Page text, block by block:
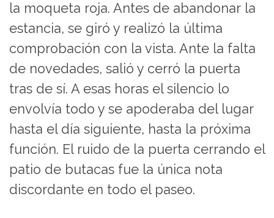
la moqueta roja. Antes de abandonar la
estancia, se giró y realizó la última
comprobación con la vista. Ante la falta
de novedades, salió y cerró la puerta
tras de sí. A esas horas el silencio lo
envolvía todo y se apoderaba del lugar
hasta el día siguiente, hasta la próxima
función. El ruido de la puerta cerrando el
patio de butacas fue la única nota
discordante en todo el paseo.